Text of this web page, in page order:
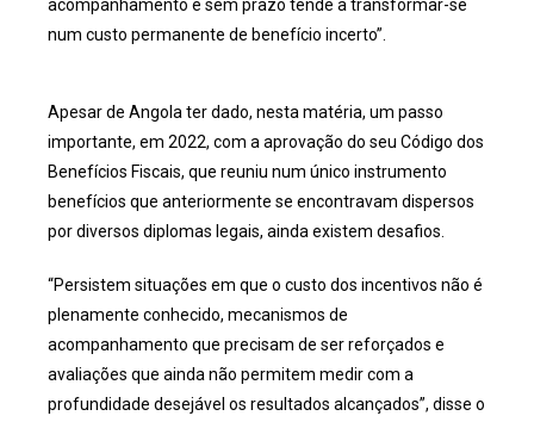
acompanhamento e sem prazo tende a transformar-se
num custo permanente de benefício incerto”.
Apesar de Angola ter dado, nesta matéria, um passo
importante, em 2022, com a aprovação do seu Código dos
Benefícios Fiscais, que reuniu num único instrumento
benefícios que anteriormente se encontravam dispersos
por diversos diplomas legais, ainda existem desafios.
“Persistem situações em que o custo dos incentivos não é
plenamente conhecido, mecanismos de
acompanhamento que precisam de ser reforçados e
avaliações que ainda não permitem medir com a
profundidade desejável os resultados alcançados”, disse o